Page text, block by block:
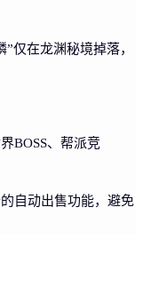
仅在龙渊秘境掉落，
BOSS、帮派竞
自动出售功能，避免